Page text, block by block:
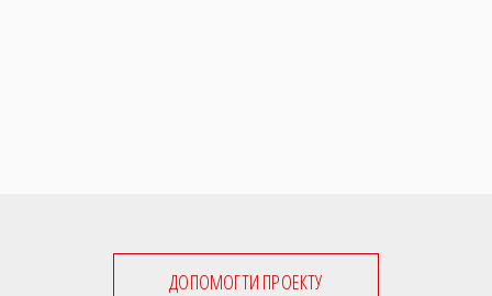
ДОПОМОГТИ ПРОЕКТУ